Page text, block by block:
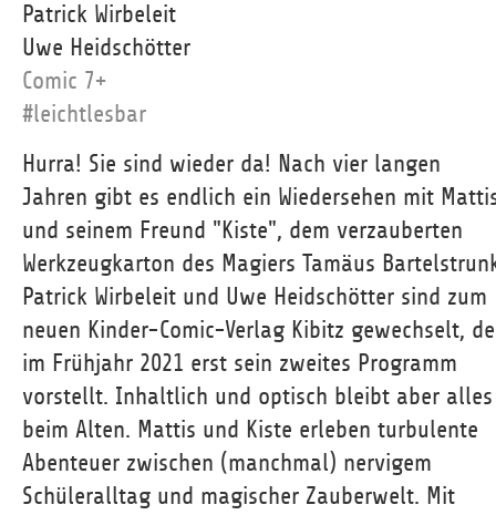
Patrick Wirbeleit
Uwe Heidschötter
Comic 7+
#leichtlesbar
Hurra! Sie sind wieder da! Nach vier langen
Jahren gibt es endlich ein Wiedersehen mit
und seinem Freund "Kiste", dem verzauberten
Werkzeugkarton des Magiers Tamäus
Patrick Wirbeleit und Uwe Heidschötter sind zum
neuen Kinder-Comic-Verlag Kibitz gewechselt,
im Frühjahr 2021 erst sein zweites Programm
vorstellt. Inhaltlich und optisch bleibt aber alles
beim Alten. Mattis und Kiste erleben turbulente
Abenteuer zwischen (manchmal) nervigem
Schüleralltag und magischer Zauberwelt. Mit